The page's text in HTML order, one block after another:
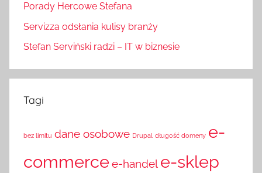
Porady Hercowe Stefana
Servizza odsłania kulisy branży
Stefan Serviński radzi – IT w biznesie
Tagi
bez limitu dane osobowe Drupal długość domeny e-
commercee-handel e-sklep